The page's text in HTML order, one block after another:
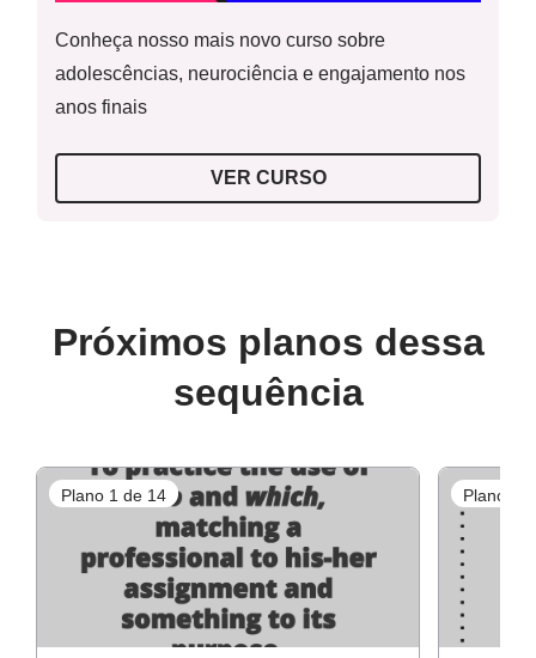
Conheça nosso mais novo curso sobre
adolescências, neurociência e engajamento nos
anos finais
VER CURSO
Próximos planos dessa
sequência
Plano 1 de 14 Plano 2